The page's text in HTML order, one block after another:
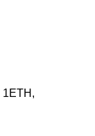
1ETH,